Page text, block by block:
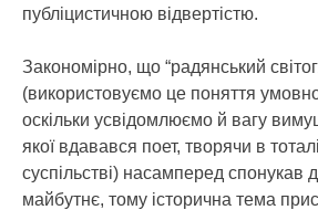
публіцистичною відвертістю.
Закономірно, що “радянський
(використовуємо це поняття
оскільки усвідомлюємо й вагу
якої вдавався поет, творячи в
суспільстві) насамперед спонукав
майбутнє, тому історична тема